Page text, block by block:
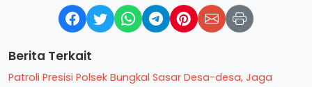
Berita Terkait
Patroli Presisi Polsek Bungkal Sasar Desa-desa, Jaga